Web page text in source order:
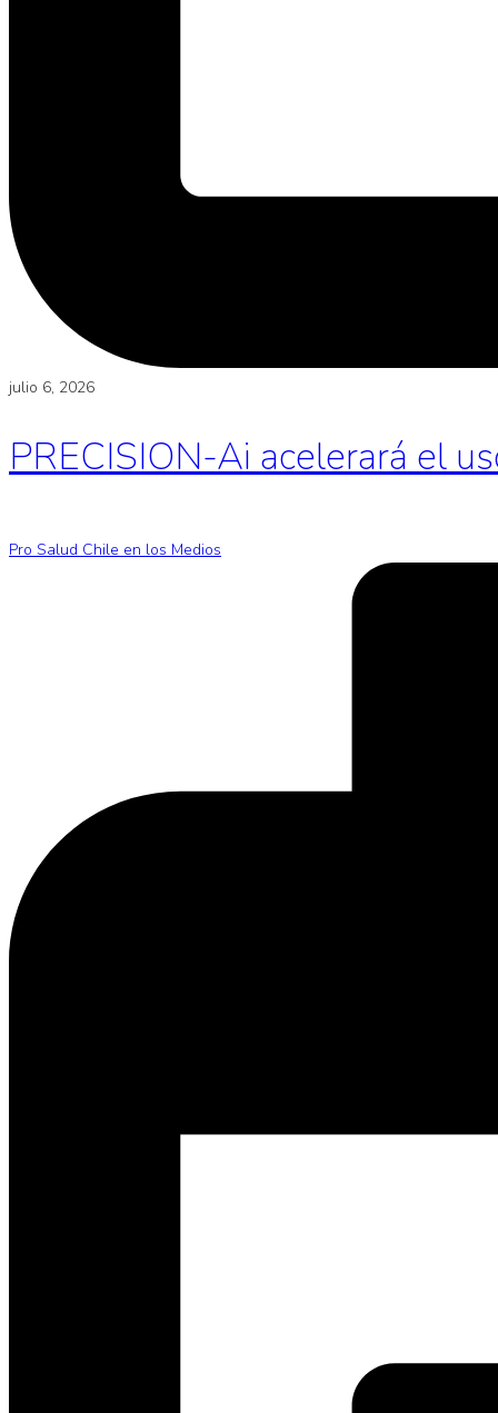
julio 6, 2026
PRECISION-Ai acelerará el
Pro Salud Chile en los Medios